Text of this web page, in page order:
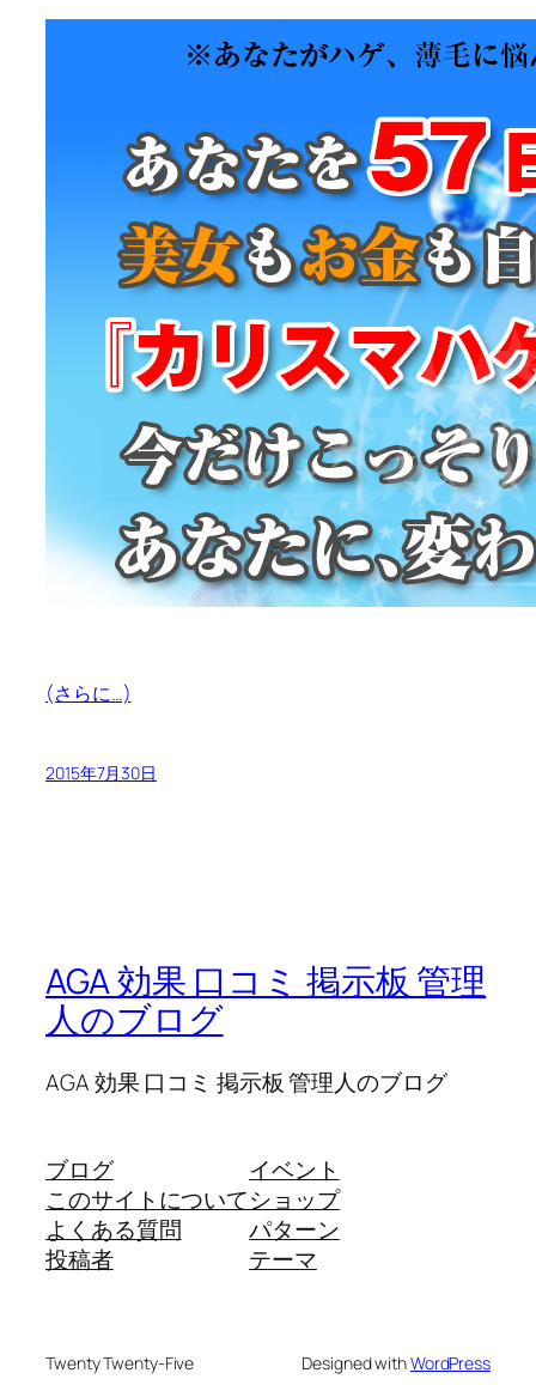
(さらに…)
2015年7月30日
AGA 効果 口コミ 掲示板 管理
人のブログ
AGA 効果 口コミ 掲示板 管理人のブログ
ブログ
このサイトについて
よくある質問
投稿者
イベント
ショップ
パターン
テーマ
Twenty Twenty-Five Designed withWordPress